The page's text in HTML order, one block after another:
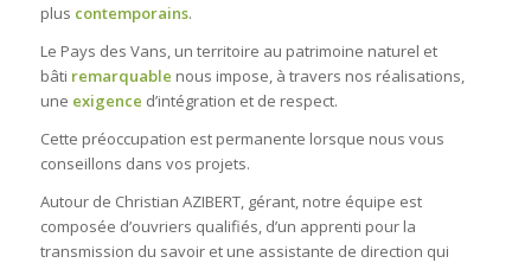
plus contemporains.
Le Pays des Vans, un territoire au patrimoine naturel et
bâti remarquable nous impose, à travers nos réalisations,
une exigence d’intégration et de respect.
Cette préoccupation est permanente lorsque nous vous
conseillons dans vos projets.
Autour de Christian AZIBERT, gérant, notre équipe est
composée d’ouvriers qualifiés, d’un apprenti pour la
transmission du savoir et une assistante de direction qui